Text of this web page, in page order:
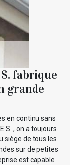
fabrique
grande
en continu sans
S. , on a toujours
siège de tous les
sur de petites
est capable